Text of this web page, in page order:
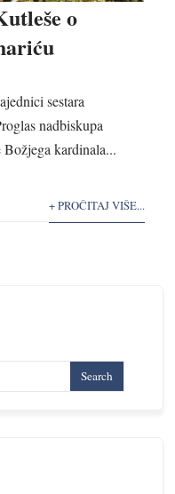
o
sestara
nadbiskupa
kardinala...
+ PROČITAJ VIŠE...